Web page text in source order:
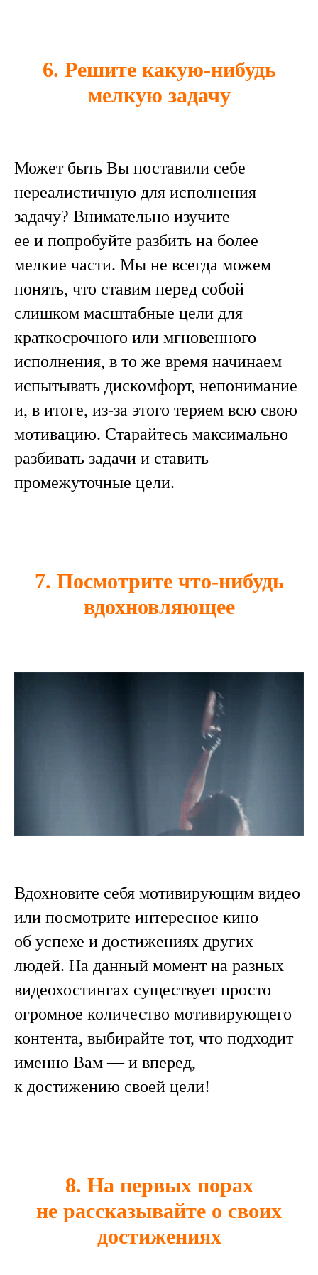
6. Решите какую-нибудь
мелкую задачу
Может быть Вы поставили себе
нереалистичную для исполнения
задачу? Внимательно изучите
ее и попробуйте разбить на более
мелкие части. Мы не всегда можем
понять, что ставим перед собой
слишком масштабные цели для
краткосрочного или мгновенного
исполнения, в то же время начинаем
испытывать дискомфорт, непонимание
и, в итоге, из-за этого теряем всю свою
мотивацию. Старайтесь максимально
разбивать задачи и ставить
промежуточные цели.
7. Посмотрите что-нибудь
вдохновляющее
Вдохновите себя мотивирующим видео
или посмотрите интересное кино
об успехе и достижениях других
людей. На данный момент на разных
видеохостингах существует просто
огромное количество мотивирующего
контента, выбирайте тот, что подходит
именно Вам — и вперед,
к достижению своей цели!
8. На первых порах
не рассказывайте о своих
достижениях